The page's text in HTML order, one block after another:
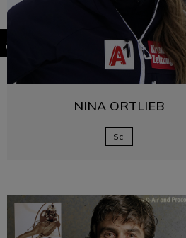
NINA ORTLIEB
Sci